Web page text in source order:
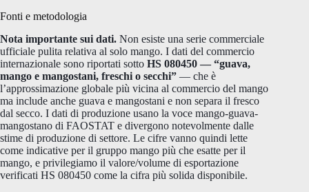
Fonti e metodologia
Nota importante sui dati. Non esiste una serie commerciale
ufficiale pulita relativa al solo mango. I dati del commercio
internazionale sono riportati sotto HS 080450 — “guava,
mango e mangostani, freschi o secchi” — che è
l’approssimazione globale più vicina al commercio del mango
ma include anche guava e mangostani e non separa il fresco
dal secco. I dati di produzione usano la voce mango-guava-
mangostano di FAOSTAT e divergono notevolmente dalle
stime di produzione di settore. Le cifre vanno quindi lette
come indicative per il gruppo mango più che esatte per il
mango, e privilegiamo il valore/volume di esportazione
verificati HS 080450 come la cifra più solida disponibile.